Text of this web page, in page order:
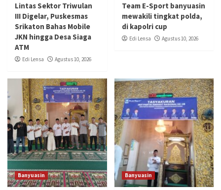
Lintas Sektor Triwulan
III Digelar, Puskesmas
Srikaton Bahas Mobile
JKN hingga Desa Siaga
ATM
Edi Lensa Agustus 10, 2026
Team E-Sport banyuasin
mewakili tingkat polda,
di kapolri cup
Edi Lensa Agustus 10, 2026
Banyuasin Banyuasin